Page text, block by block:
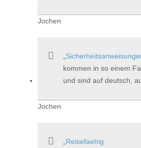
Jochen
kommen in so einem
und sind auf deutsch,
Jochen
Reisefaehig